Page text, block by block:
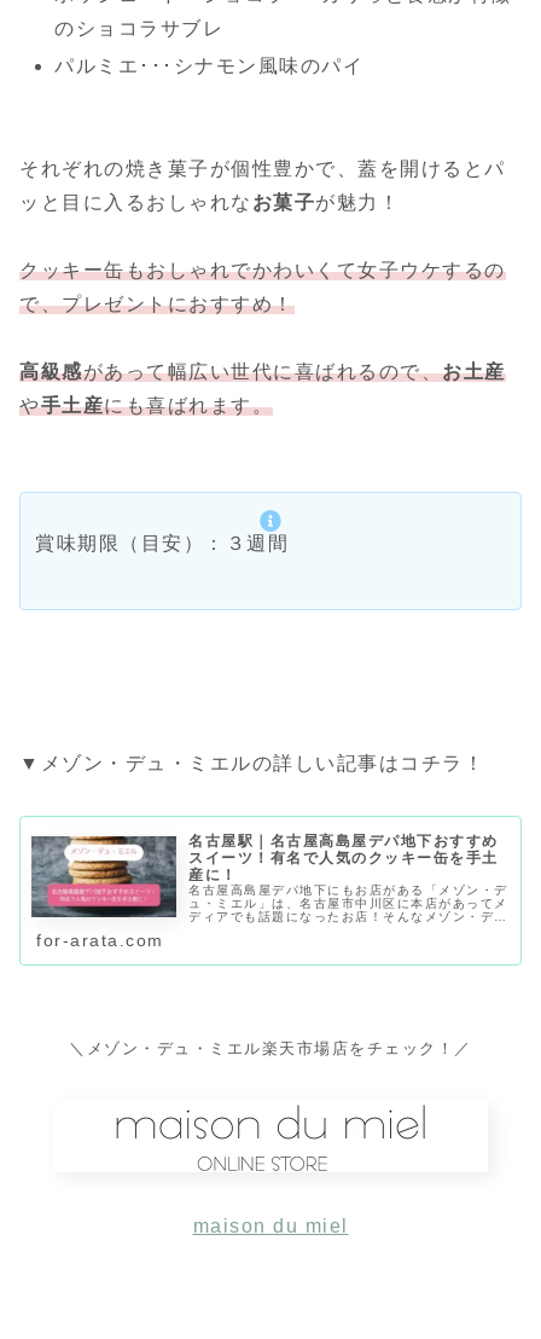
のショコラサブレ
パルミエ･･･シナモン風味のパイ
それぞれの焼き菓子が個性豊かで、蓋を開けるとパ
ッと目に入るおしゃれな お菓子が魅力！
クッキー缶もおしゃれでかわいくて女子ウケするの
で、プレゼントにおすすめ！
高級感があって幅広い世代に喜ばれるので、お土産
や手土産にも喜ばれます。
賞味期限（目安）：３週間
▼メゾン・デュ・ミエルの詳しい記事はコチラ！
名古屋駅｜名古屋高島屋デパ地下おすすめ
スイーツ！有名で人気のクッキー缶を手土
産に！
名古屋高島屋デパ地下にもお店がある「メゾン・デ
ュ・ミエル」は、名古屋市中川区に本店があってメ
ディアでも話題になったお店！そんなメゾン・デ
ておしゃれなお菓子なのでギフトにもおすすめで
for-arata.com
＼メゾン・デュ・ミエル楽天市場店をチェック！／
maison du miel